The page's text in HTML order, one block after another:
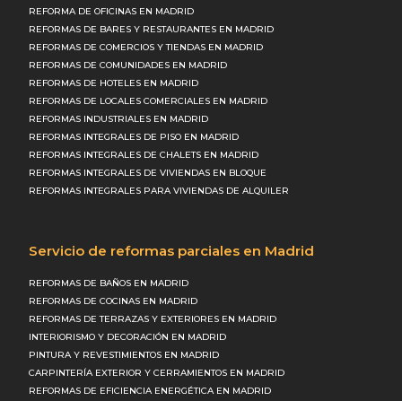
REFORMA DE OFICINAS EN MADRID
REFORMAS DE BARES Y RESTAURANTES EN MADRID
REFORMAS DE COMERCIOS Y TIENDAS EN MADRID
REFORMAS DE COMUNIDADES EN MADRID
REFORMAS DE HOTELES EN MADRID
REFORMAS DE LOCALES COMERCIALES EN MADRID
REFORMAS INDUSTRIALES EN MADRID
REFORMAS INTEGRALES DE PISO EN MADRID
REFORMAS INTEGRALES DE CHALETS EN MADRID
REFORMAS INTEGRALES DE VIVIENDAS EN BLOQUE
REFORMAS INTEGRALES PARA VIVIENDAS DE ALQUILER
Servicio de reformas parciales en Madrid
REFORMAS DE BAÑOS EN MADRID
REFORMAS DE COCINAS EN MADRID
REFORMAS DE TERRAZAS Y EXTERIORES EN MADRID
INTERIORISMO Y DECORACIÓN EN MADRID
PINTURA Y REVESTIMIENTOS EN MADRID
CARPINTERÍA EXTERIOR Y CERRAMIENTOS EN MADRID
REFORMAS DE EFICIENCIA ENERGÉTICA EN MADRID